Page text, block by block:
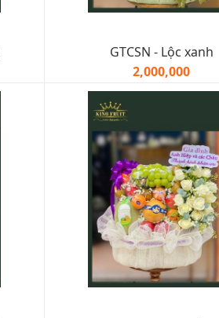
GTCSN - Lộc xanh
2,000,000